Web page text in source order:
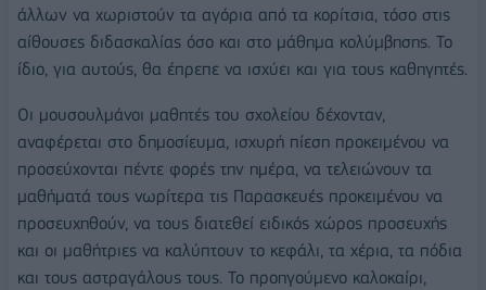
άλλων να χωριστούν τα αγόρια από τα κορίτσια, τόσο στις
αίθουσες διδασκαλίας όσο και στο μάθημα κολύμβησης. Το
ίδιο, για αυτούς, θα έπρεπε να ισχύει και για τους καθηγητές.
Οι μουσουλμάνοι μαθητές του σχολείου δέχονταν,
αναφέρεται στο δημοσίευμα, ισχυρή πίεση προκειμένου να
προσεύχονται πέντε φορές την ημέρα, να τελειώνουν τα
μαθήματά τους νωρίτερα τις Παρασκευές προκειμένου να
προσευχηθούν, να τους διατεθεί ειδικός χώρος προσευχής
και οι μαθήτριες να καλύπτουν το κεφάλι, τα χέρια, τα πόδια
και τους αστραγάλους τους. Το προηγούμενο καλοκαίρι,